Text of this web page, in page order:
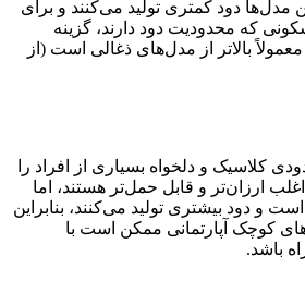
مدل‌ها دود کمتری تولید می‌کنند و برای
که محدودیت دود دارند، گزینه
بالاتر از مدل‌های ذغالی است (از
کلاسیک و دلخواه بسیاری از افراد را
ارزان‌تر و قابل حمل‌تر هستند، اما
و دود بیشتری تولید می‌کنند، بنابراین
کوچک آپارتمانی ممکن است با
باشد.